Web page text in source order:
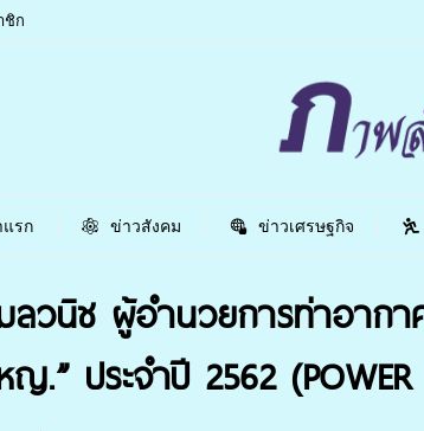
ชิก
รก ข่าวสังคม ข่าวเศรษฐกิจ
ลวนิช ผู้อำนวยการท่าอากา
ญ.” ประจำปี 2562